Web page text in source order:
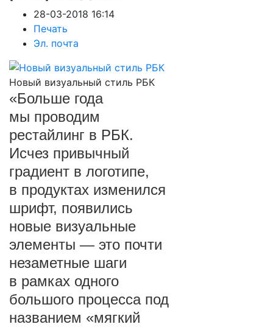
28-03-2018 16:14
Печать
Эл. почта
Новый визуальный стиль РБК
«Больше года
мы проводим
рестайлинг в РБК.
Исчез привычный
градиент в логотипе,
в продуктах изменился
шрифт, появились
новые визуальные
элементы — это почти
незаметные шаги
в рамках одного
большого процесса под
названием «мягкий